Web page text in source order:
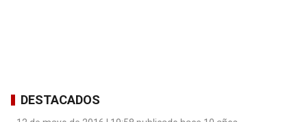
DESTACADOS